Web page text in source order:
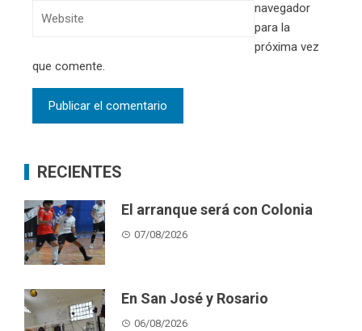
navegador
para la
próxima vez
que comente.
RECIENTES
El arranque será con Colonia
07/08/2026
En San José y Rosario
06/08/2026